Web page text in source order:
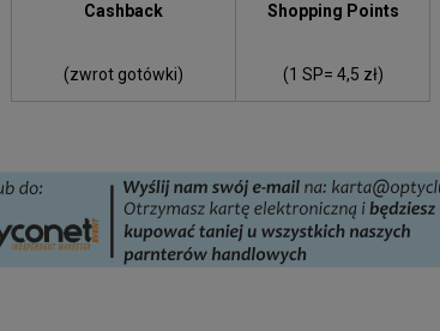
Cashback
(zwrot gotówki)
Shopping Points
(1 SP= 4,5 zł)